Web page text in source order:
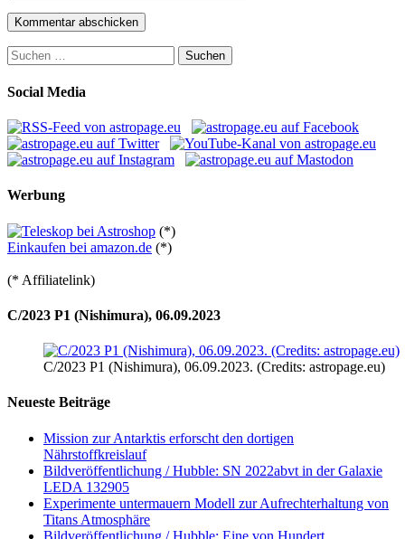
Suchen
nach:
Social Media
Werbung
(*)
Einkaufen bei amazon.de (*)
(* Affiliatelink)
C/2023 P1 (Nishimura), 06.09.2023
C/2023 P1 (Nishimura), 06.09.2023. (Credits: astropage.eu)
Neueste Beiträge
Mission zur Antarktis erforscht den dortigen
Nährstoffkreislauf
Bildveröffentlichung / Hubble: SN 2022abvt in der Galaxie
LEDA 132905
Experimente untermauern Modell zur Aufrechterhaltung von
Titans Atmosphäre
Bildveröffentlichung / Hubble: Eine von Hundert